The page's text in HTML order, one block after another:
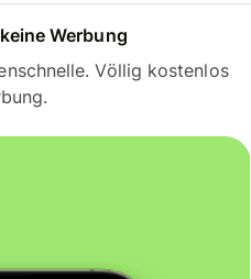
Werbung
Völlig kostenlos